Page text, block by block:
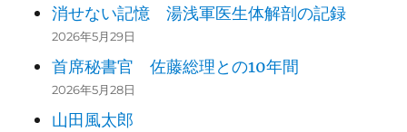
消せない記憶 湯浅軍医生体解剖の記録
2026年5月29日
首席秘書官 佐藤総理との10年間
2026年5月28日
山田風太郎